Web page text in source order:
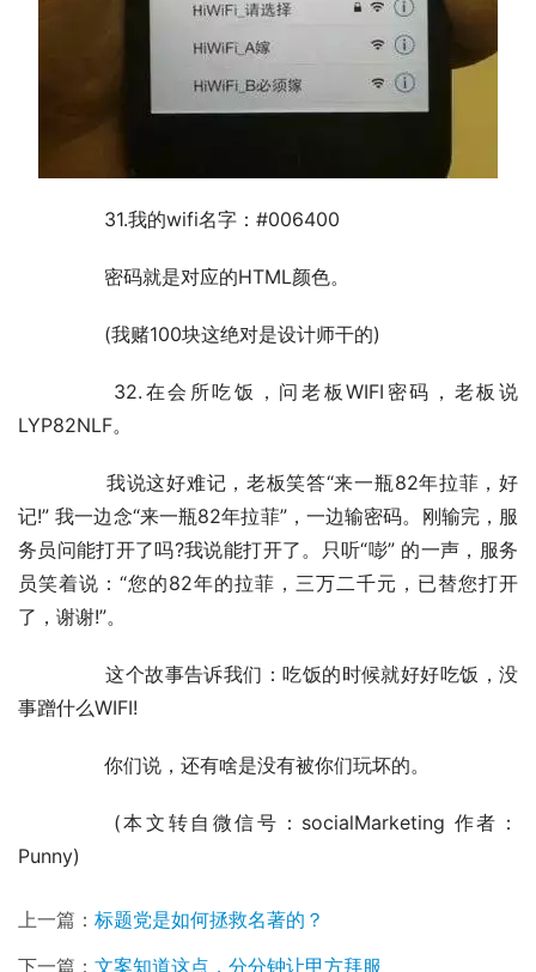
	　　31.我的wifi名字：#006400
	　　密码就是对应的HTML颜色。
	　　(我赌100块这绝对是设计师干的)
LYP82NLF。
记!” 我一边念“来一瓶82年拉菲”，一边输密码。刚输完，服
务员问能打开了吗?我说能打开了。只听“嘭” 的一声，服务
员笑着说：“您的82年的拉菲，三万二千元，已替您打开
了，谢谢!”。
事蹭什么WIFI!
	　　你们说，还有啥是没有被你们玩坏的。
Punny)
上一篇： 标题党是如何拯救名著的？
下一篇： 文案知道这点，分分钟让甲方拜服